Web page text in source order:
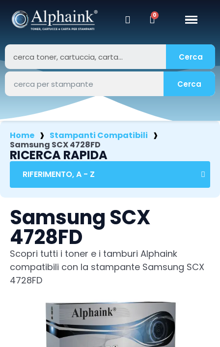
Cerca
Cerca
Home
Stampanti Compatibili
Samsung SCX 4728FD
RICERCA RAPIDA
Samsung SCX
4728FD
Scopri tutti i toner e i tamburi Alphaink
compatibili con la stampante Samsung SCX
4728FD